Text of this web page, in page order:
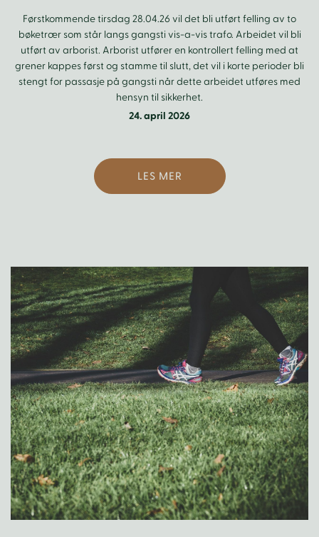
Førstkommende tirsdag 28.04.26 vil det bli utført felling av to
bøketrær som står langs gangsti vis-a-vis trafo. Arbeidet vil bli
utført av arborist. Arborist utfører en kontrollert felling med at
grener kappes først og stamme til slutt, det vil i korte perioder bli
stengt for passasje på gangsti når dette arbeidet utføres med
hensyn til sikkerhet.
24. april 2026
LES MER